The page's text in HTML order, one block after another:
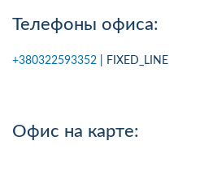
Телефоны офиса:
+380322593352 | FIXED_LINE
Офис на карте: